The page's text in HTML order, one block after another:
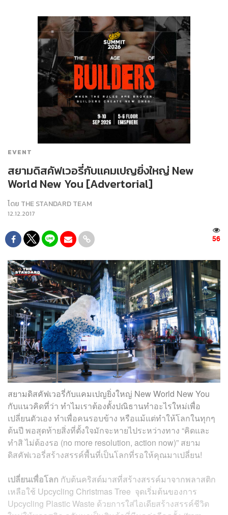
EVENT
สยามดิสคัฟเวอรี่กับแคมเปญยิ่งใหญ่ New
World New You [Advertorial]
โดย THE STANDARD TEAM
12.12.2017
56
สยามดิสคัฟเวอรี่กับแคมเปญยิ่งใหญ่ New World New You
กับแนวคิดที่ว่า ทำไมเราต้องตั้งปณิธานทำอะไรใหม่เพื่อ
เปลี่ยนตัวเอง ทำเพื่อคนรอบข้าง หรือแม้แต่ทำให้โลกในทุกๆ
ต้นปี พอสุดท้ายสิ่งที่ตั้งใจมักจะหายไประหว่างทาง “คิดและ
ทำสิ ไม่ต้องรอ (no more resolution, action now)” สยาม
ดิสคัฟเวอรี่สร้างสรรค์พื้นที่เป็นโลกที่รอให้คุณมาเปลี่ยน!
เปลี่ยนเพื่อโลก กับต้นคริสต์มาสที่สร้างสรรค์มาจากพลาสติก
เหลือใช้ Upcycling Christmas Tree จุดเริ่มต้นของการ
Upcycling Plastic Waste ด้วยการใส่ไอเดียสร้างสรรค์ชีวิต